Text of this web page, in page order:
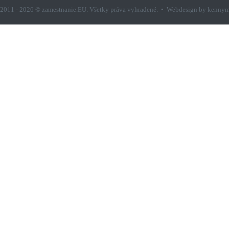
2011 - 2026 © zamestnanie.EU. Všetky práva vyhradené. • Webdesign by